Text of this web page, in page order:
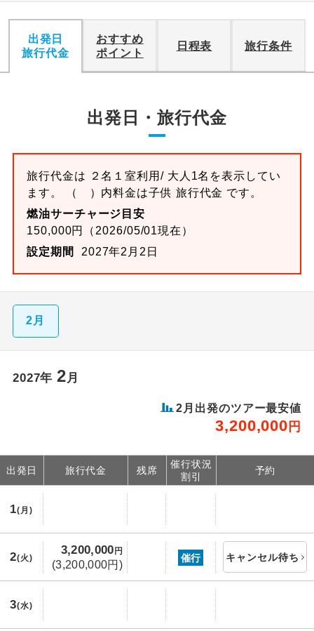
出発日
旅行代金
おすすめ
ポイント
日程表 旅行条件
出発日・旅行代金
旅行代金は ２名１室利用/ 大人1名を表示してい
ます。 （ ）内料金は子供 旅行代金 です。
燃油サーチャージ目安
150,000円（2026/05/01現在）
設定期間
2027年2月2日
2月
2027年 2月
2月出発のツアー最安値
3,200,000 円
出発日 旅行代金 残席
催行状況
割引
予約
1(月)
2(火)
3,200,000円
(3,200,000円)
催行 キャンセル待ち
3(水)